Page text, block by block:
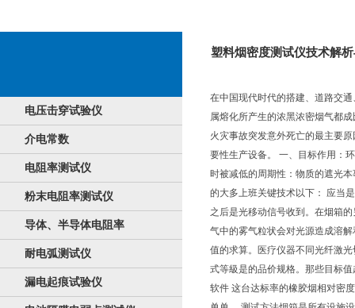
电压击穿试验仪
介电常数
电阻率测试仪
粉末电阻率测试仪
导体、半导体电阻率
耐电弧测试仪
漏电起痕试验仪
塑料烟密度测试仪技术解
在中国现代时代的搭建、道路交
属熔化所产生的浓黑浓密烟气都
火灾事故突发意外死亡的最主要
要性生产设备。 一、目标作用：
时被减低的周期性：物质的遮光
的大多上班关键技术以下： 应当
之后是光移动信号收到。在烟箱
气中的雾气粒状会对光源造成溶
值的求算。医疗仪器不同光纤激
式等級是的品价规格。那些目标
软件 这台达标率的橡胶烟相对密